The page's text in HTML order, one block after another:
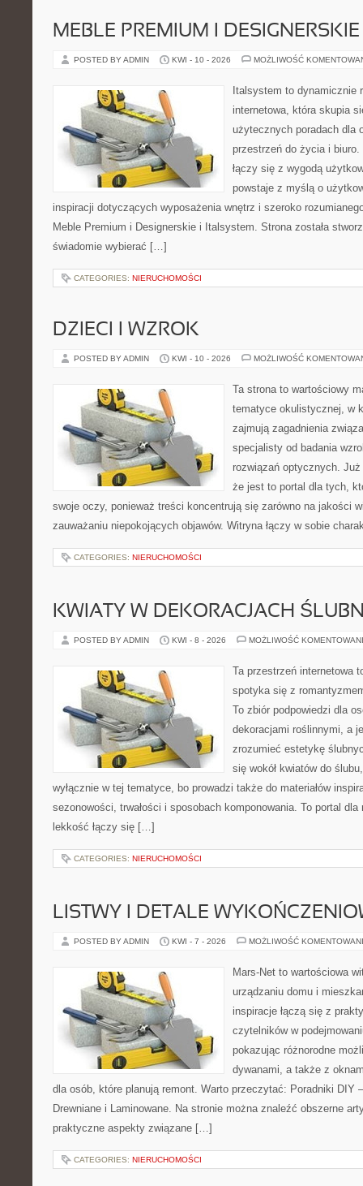
MEBLE PREMIUM I DESIGNERSKIE
POSTED BY ADMIN KWI - 10 - 2026 MOŻLIWOŚĆ
Italsystem to dynamicznie
internetowa, która skupia
użytecznych poradach dla
przestrzeń do życia i
łączy się z wygodą
powstaje z myślą o
inspiracji dotyczących wyposażenia wnętrz i szeroko
Meble Premium i Designerskie i Italsystem. Strona została
świadomie wybierać […]
CATEGORIES: NIERUCHOMOŚCI
DZIECI I WZROK
POSTED BY ADMIN KWI - 10 - 2026 MOŻLIWOŚĆ
Ta strona to wartościowy
tematyce okulistycznej, w
zajmują zagadnienia
specjalisty od badania
rozwiązań optycznych.
że jest to portal dla tych,
swoje oczy, ponieważ treści koncentrują się zarówno na jakości
zauważaniu niepokojących objawów. Witryna łączy w sobie
CATEGORIES: NIERUCHOMOŚCI
KWIATY W DEKORACJACH
POSTED BY ADMIN KWI - 8 - 2026 MOŻLIWOŚĆ
Ta przestrzeń internetowa
spotyka się z
To zbiór podpowiedzi dla
dekoracjami roślinnymi, a
zrozumieć estetykę
się wokół kwiatów do
wyłącznie w tej tematyce, bo prowadzi także do materiałów
sezonowości, trwałości i sposobach komponowania. To portal
lekkość łączy się […]
CATEGORIES: NIERUCHOMOŚCI
LISTWY I DETALE
POSTED BY ADMIN KWI - 7 - 2026 MOŻLIWOŚĆ
Mars-Net to wartościowa
urządzaniu domu i
inspiracje łączą się z
czytelników w
pokazując różnorodne
dywanami, a także z
dla osób, które planują remont. Warto przeczytać: Poradniki DIY
Drewniane i Laminowane. Na stronie można znaleźć obszerne
praktyczne aspekty związane […]
CATEGORIES: NIERUCHOMOŚCI